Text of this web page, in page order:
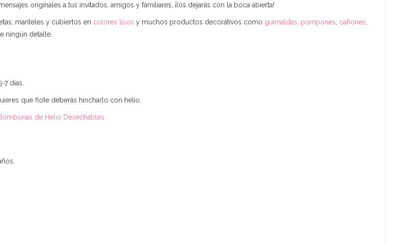
originales a tus invitados, amigos y familiares, ¡los dejarás con la boca abierta!
manteles y cubiertos en colores lisos y muchos productos decorativos como guirnaldas, pompones cañones,
ningún detalle.
7 días.
que flote deberás hincharlo con helio.
de Helio Desechables.